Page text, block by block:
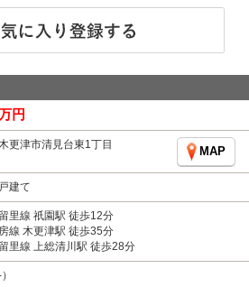
円
更津市清見台東1丁目
MAP
建て
里線 祇園駅 徒歩12分
線 木更津駅 徒歩35分
里線 上総清川駅 徒歩28分